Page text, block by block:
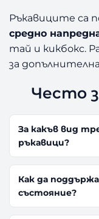
Ръкавиците са
средно
тай и кикбокс.
за
Често
За какъв вид
ръкавици?
Как да
състояние?